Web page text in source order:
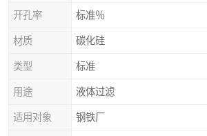
开孔率 标准％
材质 碳化硅
类型 标准
用途 液体过滤
适用对象 钢铁厂